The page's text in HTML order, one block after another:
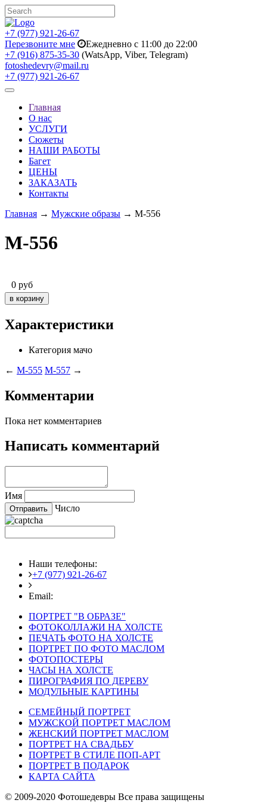
+7 (977) 921-26-67
Перезвоните мне
Ежедневно с 11:00 до 22:00
+7 (916) 875-35-30 (WatsApp, Viber, Telegram)
fotoshedevry@mail.ru
+7 (977) 921-26-67
Toggle
navigationГлавная
О нас
УСЛУГИ
Сюжеты
НАШИ РАБОТЫ
Багет
ЦЕНЫ
ЗАКАЗАТЬ
Контакты
Главная → Мужские образы → M-556
M-556
0 руб
Характеристики
Категория мачо
← M-555 M-557 →
Комментарии
Пока нет комментариев
Написать комментарий
Имя
Число
Наши телефоны:
+7 (977) 921-26-67
Email:
ПОРТРЕТ "В ОБРАЗЕ"
ФОТОКОЛЛАЖИ НА ХОЛСТЕ
ПЕЧАТЬ ФОТО НА ХОЛСТЕ
ПОРТРЕТ ПО ФОТО МАСЛОМ
ФОТОПОСТЕРЫ
ЧАСЫ НА ХОЛСТЕ
ПИРОГРАФИЯ ПО ДЕРЕВУ
МОДУЛЬНЫЕ КАРТИНЫ
СЕМЕЙНЫЙ ПОРТРЕТ
МУЖСКОЙ ПОРТРЕТ МАСЛОМ
ЖЕНСКИЙ ПОРТРЕТ МАСЛОМ
ПОРТРЕТ НА СВАДЬБУ
ПОРТРЕТ В СТИЛЕ ПОП-АРТ
ПОРТРЕТ В ПОДАРОК
КАРТА САЙТА
© 2009-2020 Фотошедевры Все права защищены